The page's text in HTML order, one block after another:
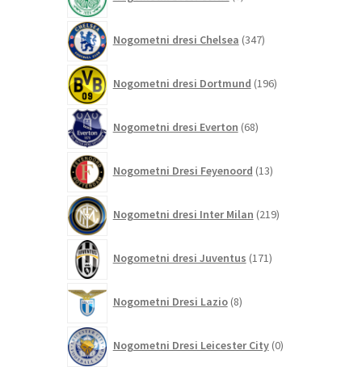
izdelkov
Nogometni dresi Chelsea 347izdelkov
Nogometni dresi Dortmund 196izdelkov
Nogometni dresi Everton 68izdelkov
Nogometni Dresi Feyenoord 13izdelkov
Nogometni dresi Inter Milan 219izdelkov
Nogometni dresi Juventus 171izdelkov
Nogometni Dresi Lazio 8izdelkov
Nogometni Dresi Leicester City 0izdelkov